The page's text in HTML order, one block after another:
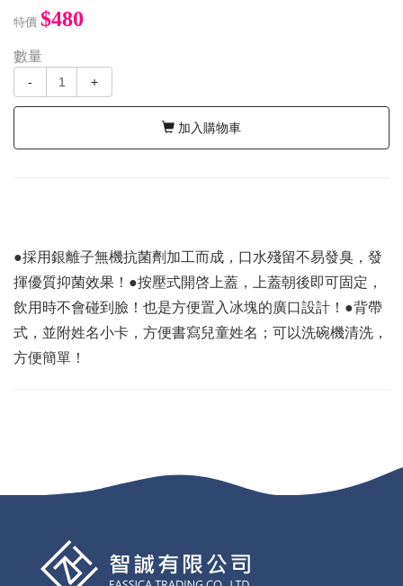
特價 $480
數量
- +
加入購物車
●採用銀離子無機抗菌劑加工而成，口水殘留不易發臭，發
揮優質抑菌效果！●按壓式開啓上蓋，上蓋朝後即可固定，
飲用時不會碰到臉！也是方便置入冰塊的廣口設計！●背帶
式，並附姓名小卡，方便書寫兒童姓名；可以洗碗機清洗，
方便簡單！